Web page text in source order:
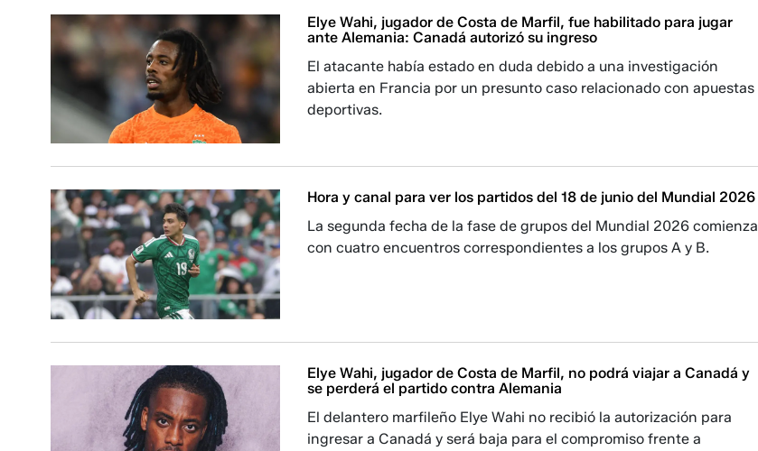
Elye Wahi, jugador de Costa de Marfil, fue habilitado para jugar
ante Alemania: Canadá autorizó su ingreso
El atacante había estado en duda debido a una investigación
abierta en Francia por un presunto caso relacionado con apuestas
deportivas.
Hora y canal para ver los partidos del 18 de junio del Mundial 2026
La segunda fecha de la fase de grupos del Mundial 2026 comienza
con cuatro encuentros correspondientes a los grupos A y B.
Elye Wahi, jugador de Costa de Marfil, no podrá viajar a Canadá y
se perderá el partido contra Alemania
El delantero marfileño Elye Wahi no recibió la autorización para
ingresar a Canadá y será baja para el compromiso frente a